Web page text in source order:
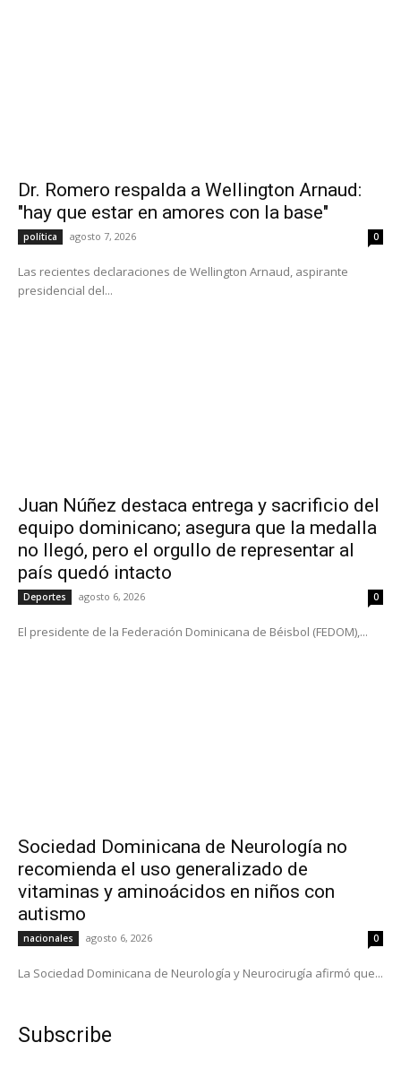
Dr. Romero respalda a Wellington Arnaud:
"hay que estar en amores con la base"
política agosto 7, 2026 0
Las recientes declaraciones de Wellington Arnaud, aspirante
presidencial del...
Juan Núñez destaca entrega y sacrificio del
equipo dominicano; asegura que la medalla
no llegó, pero el orgullo de representar al
país quedó intacto
Deportes agosto 6, 2026 0
El presidente de la Federación Dominicana de Béisbol (FEDOM),...
Sociedad Dominicana de Neurología no
recomienda el uso generalizado de
vitaminas y aminoácidos en niños con
autismo
nacionales agosto 6, 2026 0
La Sociedad Dominicana de Neurología y Neurocirugía afirmó que...
Subscribe